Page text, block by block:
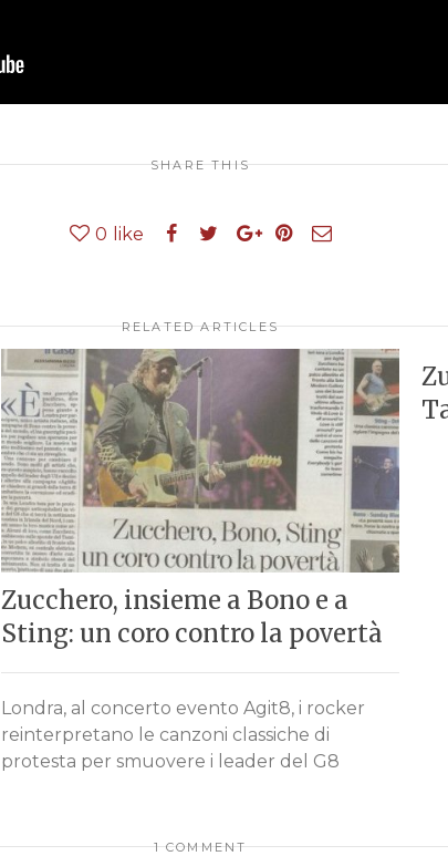
SHARE THIS
0 like
RELATED ARTICLES
Zucchero, insieme a Bono e a
Sting: un coro contro la povertà
Londra, al concerto evento Agit8, i rocker
reinterpretano le canzoni classiche di
protesta per smuovere i leader del G8
1 COMMENT